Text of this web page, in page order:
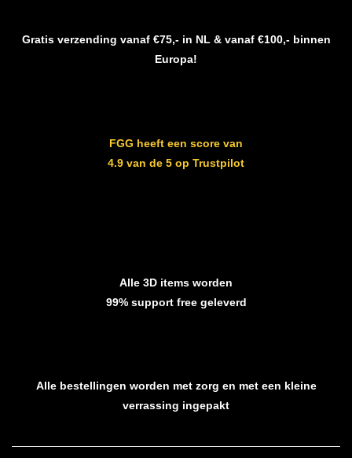
Gratis verzending vanaf €75,- in NL & vanaf €100,- binnen
Europa!
FGG heeft een score van
4.9 van de 5 op Trustpilot
Alle 3D items worden
99% support free geleverd
Alle bestellingen worden met zorg en met een kleine
verrassing ingepakt